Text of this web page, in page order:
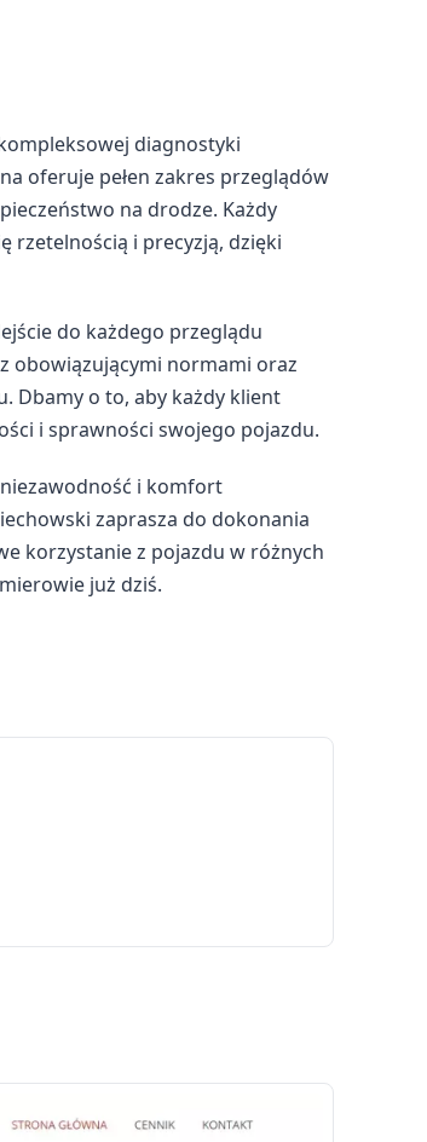
diagnostyki
oferuje pełen zakres przeglądów
na drodze. Każdy
rzetelnością i precyzją, dzięki
do każdego przeglądu
obowiązującymi normami oraz
Dbamy o to, aby każdy klient
i sprawności swojego pojazdu.
i komfort
zaprasza do dokonania
korzystanie z pojazdu w różnych
już dziś.